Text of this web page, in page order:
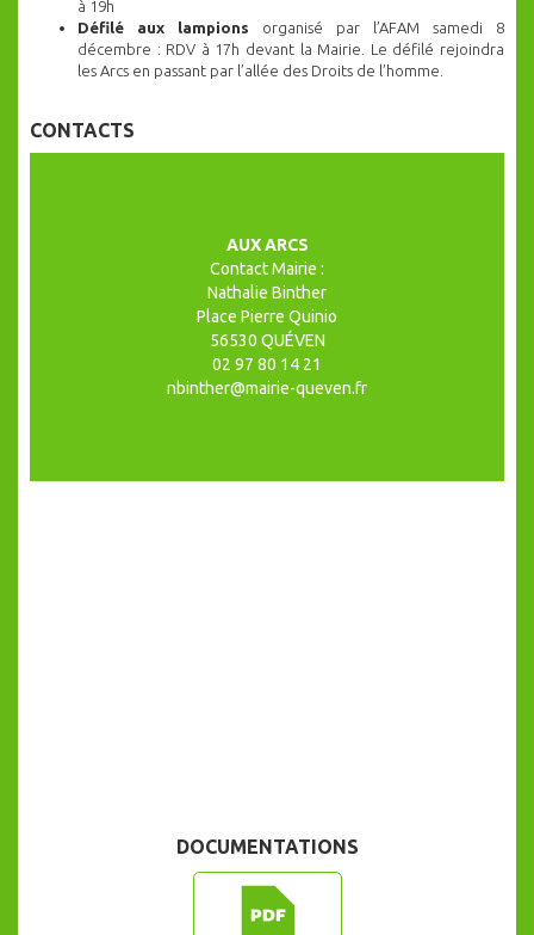
à 19h
Défilé aux lampions organisé par l’AFAM samedi 8
décembre : RDV à 17h devant la Mairie. Le défilé rejoindra
les Arcs en passant par l’allée des Droits de l’homme.
CONTACTS
AUX ARCS
Contact Mairie :
Nathalie Binther
Place Pierre Quinio
56530 QUÉVEN
02 97 80 14 21
nbinther@mairie-queven.fr
DOCUMENTATIONS